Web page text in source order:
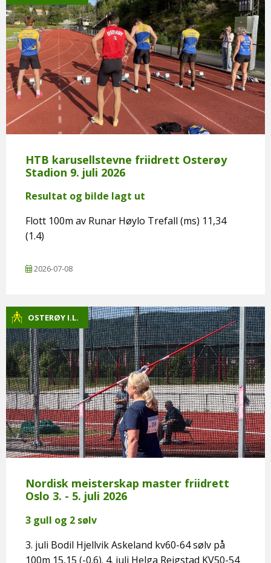
HTB karusellstevne friidrett Osterøy
Stadion 9. juli 2026
Resultat og bilde lagt ut
Flott 100m av Runar Høylo Trefall (ms) 11,34
(1.4)
2026-07-08
OSTERØY I.L.
Nordisk meisterskap master friidrett
Oslo 3. - 5. juli 2026
3 gull og 2 sølv
3. juli Bodil Hjellvik Askeland kv60-64 sølv på
100m 15,15 (-0.6). 4. juli Helga Reigstad KV50-54